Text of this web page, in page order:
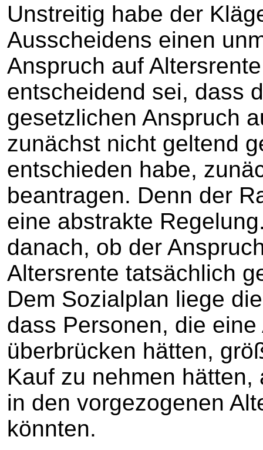
Unstreitig habe der
Ausscheidens einen
Anspruch auf
entscheidend sei, dass
gesetzlichen Anspruch
zunächst nicht geltend
entschieden habe,
beantragen. Denn der
eine abstrakte
danach, ob der
Altersrente tatsächlich
Dem Sozialplan liege
dass Personen, die
überbrücken hätten,
Kauf zu nehmen
in den vorgezogenen
könnten.